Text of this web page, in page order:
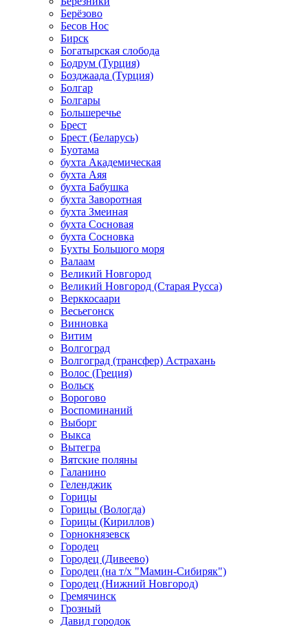
Берёзово
Бесов Нос
Бирск
Богатырская слобода
Бодрум (Турция)
Бозджаада (Турция)
Болгар
Болгары
Большеречье
Брест
Брест (Беларусь)
Буотама
бухта Академическая
бухта Аяя
бухта Бабушка
бухта Заворотная
бухта Змеиная
бухта Сосновая
бухта Сосновка
Бухты Большого моря
Валаам
Великий Новгород
Великий Новгород (Старая Русса)
Верккосаари
Весьегонск
Винновка
Витим
Волгоград
Волгоград (трансфер) Астрахань
Волос (Греция)
Вольск
Ворогово
Воспоминаний
Выборг
Выкса
Вытегра
Вятские поляны
Галанино
Геленджик
Горицы
Горицы (Вологда)
Горицы (Кириллов)
Горнокнязевск
Городец
Городец (Дивеево)
Городец (на т/х "Мамин-Сибиряк")
Городец (Нижний Новгород)
Гремячинск
Грозный
Давид городок